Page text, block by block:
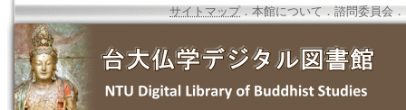
サイトマップ．本館について ． 諮問委員会 ．